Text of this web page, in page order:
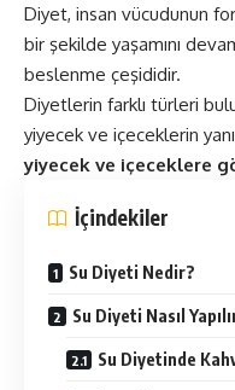
Diyet, insan vücudunun
bir şekilde yaşamını
beslenme çeşididir.
Diyetlerin farklı türleri
yiyecek ve içeceklerin yanı
yiyecek ve içeceklere
İçindekiler
Su Diyeti Nedir?
Su Diyeti Nasıl
Su Diyetinde